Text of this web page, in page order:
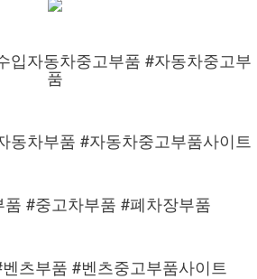
입자동차중고부품 #자동차중고부
품
동차부품 #자동차중고부품사이트
#중고차부품 #폐차장부품
츠부품 #벤츠중고부품사이트